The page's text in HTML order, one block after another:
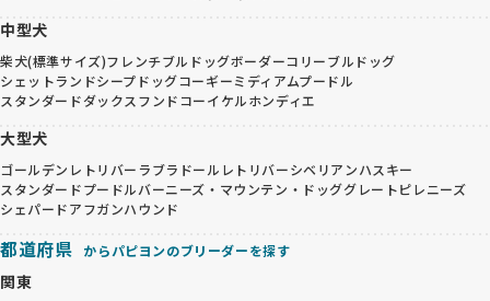
中型犬
柴犬(標準サイズ)フレンチブルドッグボーダーコリーブルドッグ
シェットランドシープドッグコーギーミディアムプードル
スタンダードダックスフンドコーイケルホンディエ
大型犬
ゴールデンレトリバー ラブラドールレトリバーシベリアンハスキー
スタンダードプードルバーニーズ・マウンテン・ドッググレートピレニーズ
シェパードアフガンハウンド
都道府県 からパピヨンのブリーダーを探す
関東